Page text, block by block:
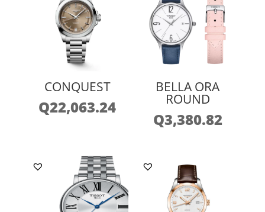
CONQUEST
Q22,063.24
BELLA ORA
ROUND
Q3,380.82